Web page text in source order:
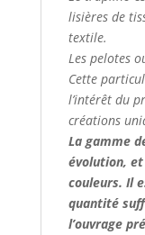
lisières de
textile.
Les pelotes
Cette
l’intérêt du
créations
La gamme
évolution,
couleurs. Il
quantité
l’ouvrage